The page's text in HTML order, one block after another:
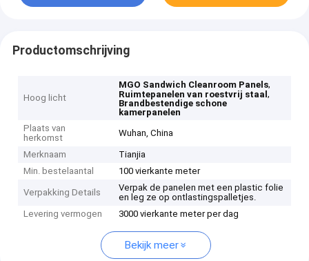
Productomschrijving
Hoog licht
MGO Sandwich Cleanroom Panels,
Ruimtepanelen van roestvrij staal,
Brandbestendige schone
kamerpanelen
Plaats van
herkomst
Wuhan, China
Merknaam
Tianjia
Min. bestelaantal
100 vierkante meter
Verpakking Details
Verpak de panelen met een plastic folie
en leg ze op ontlastingspalletjes.
Levering vermogen
3000 vierkante meter per dag
Bekijk meer